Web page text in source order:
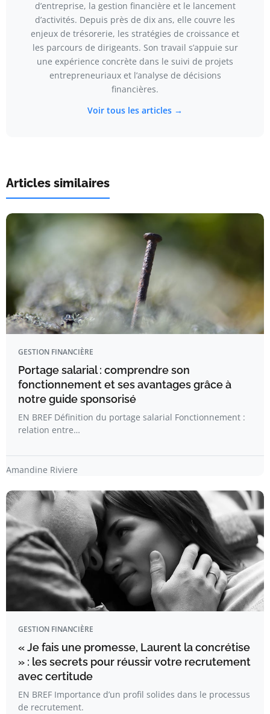
d’entreprise, la gestion financière et le lancement
d’activités. Depuis près de dix ans, elle couvre les
enjeux de trésorerie, les stratégies de croissance et
les parcours de dirigeants. Son travail s’appuie sur
une expérience concrète dans le suivi de projets
entrepreneuriaux et l’analyse de décisions
financières.
Voir tous les articles →
Articles similaires
GESTION FINANCIÈRE
Portage salarial : comprendre son
fonctionnement et ses avantages grâce à
notre guide sponsorisé
EN BREF Définition du portage salarial Fonctionnement :
relation entre…
Amandine Riviere
GESTION FINANCIÈRE
« Je fais une promesse, Laurent la concrétise
» : les secrets pour réussir votre recrutement
avec certitude
EN BREF Importance d’un profil solides dans le processus
de recrutement.